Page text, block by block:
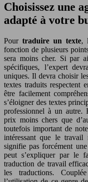
Choisissez une
adapté à votre
Pourtraduire un texte,
fonction de plusieurs
sera moins cher. Si par
spécifiques, l’expert
uniques. Il devra choisir
textes traduits respectent
être facilement
s’éloigner des textes
professionnel à un autre.
prix moins chers que
toutefois important de
intéressant que le travail
signifie pas forcément
peut s’expliquer par le
traduction de travail
les traductions.